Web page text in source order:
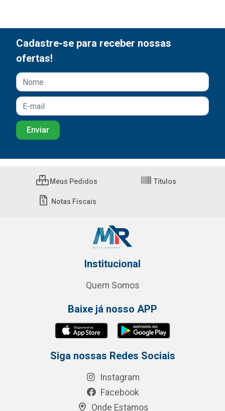
Cadastre-se para receber nossas
ofertas!
Meus Pedidos Títulos
Notas Fiscais
Institucional
Quem Somos
Baixe já nosso APP
Siga nossas Redes Sociais
Instagram
Facebook
Onde Estamos